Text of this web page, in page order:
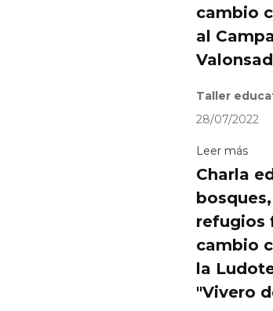
cambio
al
Taller
28/07/2022
Leer más
Charla
refugios
cambio
la
"Vivero